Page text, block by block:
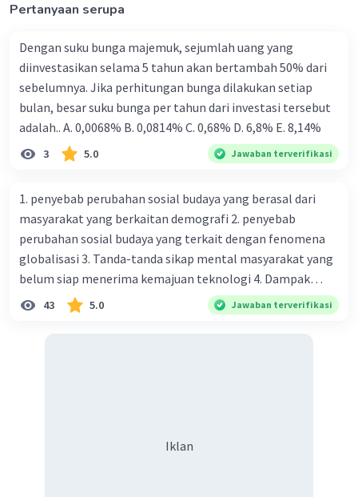
222.222-177.777
Beri Rating·3.5( 2) Balas
Pertanyaan serupa
Dengan suku bunga majemuk, sejumlah uang yang
diinvestasikan selama 5 tahun akan bertambah 50% dari
sebelumnya. Jika perhitungan bunga dilakukan setiap
bulan, besar suku bunga per tahun dari investasi tersebut
adalah.. A. 0,0068% B. 0,0814% C. 0,68% D. 6,8% Ε. 8,14%
3 5.0 Jawaban terverifikasi
1. penyebab perubahan sosial budaya yang berasal dari
masyarakat yang berkaitan demografi 2. penyebab
perubahan sosial budaya yang terkait dengan fenomena
globalisasi 3. Tanda-tanda sikap mental masyarakat yang
belum siap menerima kemajuan teknologi 4. Dampak
modernisasi dalam kehidupan sosial masyarakat 5.
Kegiatan manusia di bidang ekonomi yang menunjukkan
menganggap jika menjadi modern adalah mengikuti... 8.
43 5.0 Jawaban terverifikasi
Iklan